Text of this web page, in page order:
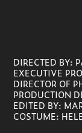
DIRECTED BY:
EXECUTIVE
DIRECTOR OF
PRODUCTION
EDITED BY:
COSTUME: